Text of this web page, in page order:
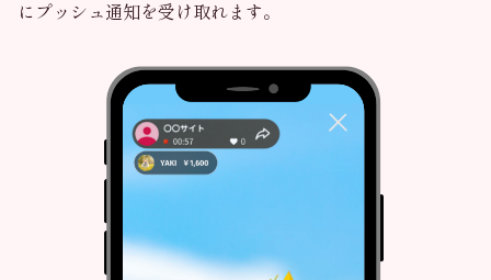
にプッシュ通知を受け取れます。